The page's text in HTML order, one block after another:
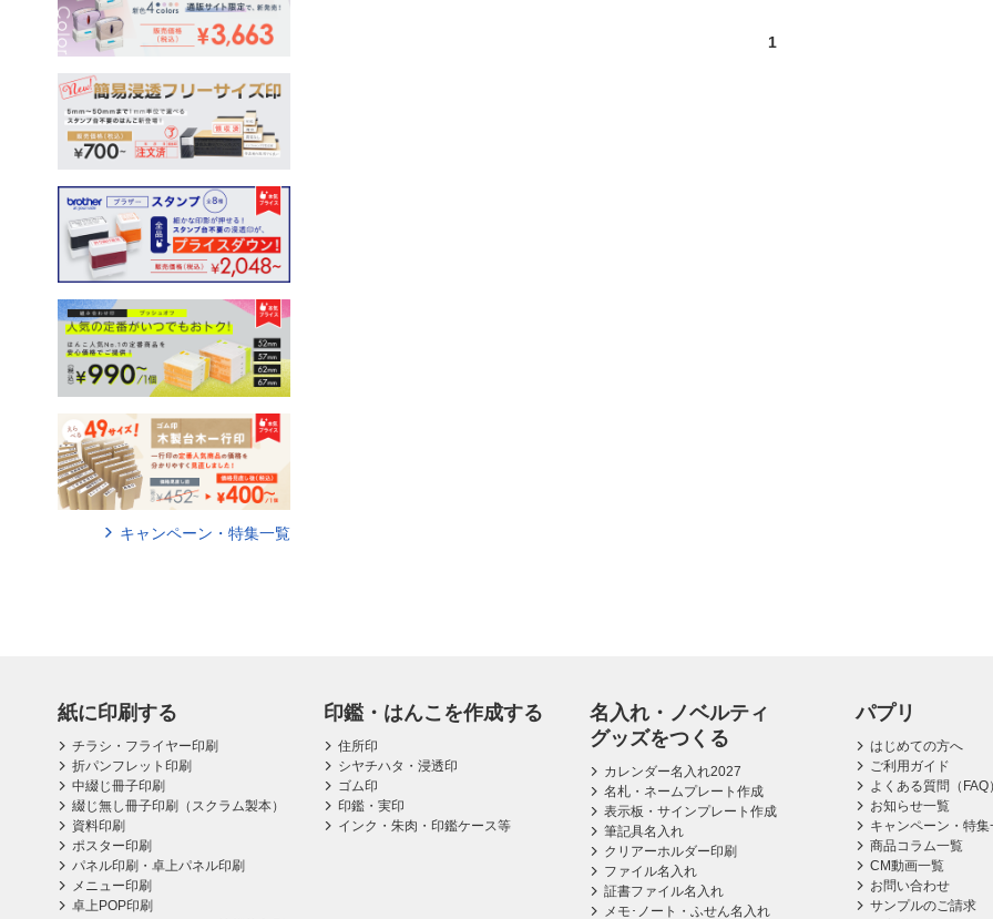
キャンペーン・特集一覧
1
紙に印刷する
チラシ・フライヤー印刷
折パンフレット印刷
中綴じ冊子印刷
綴じ無し冊子印刷（スクラム製本）
資料印刷
ポスター印刷
パネル印刷・卓上パネル印刷
メニュー印刷
卓上POP印刷
印鑑・はんこを作成する
住所印
シヤチハタ・浸透印
ゴム印
印鑑・実印
インク・朱肉・印鑑ケース等
名入れ・ノベルティ
グッズをつくる
カレンダー名入れ2027
名札・ネームプレート作成
表示板・サインプレート作成
筆記具名入れ
クリアーホルダー印刷
ファイル名入れ
証書ファイル名入れ
メモ･ノート・ふせん名入れ
パプリ
はじめての方へ
ご利用ガイド
よくある質問（FAQ
お知らせ一覧
キャンペーン・特集
商品コラム一覧
CM動画一覧
お問い合わせ
サンプルのご請求